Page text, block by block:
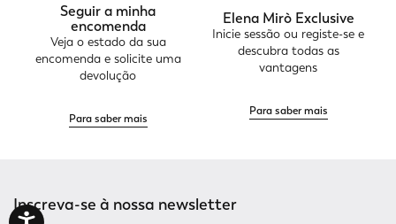
Seguir a minha
encomenda
Veja o estado da sua
encomenda e solicite uma
devolução
Para saber mais
Elena Mirò Exclusive
Inicie sessão ou registe-se e
descubra todas as
vantagens
Para saber mais
Inscreva-se à nossa newsletter